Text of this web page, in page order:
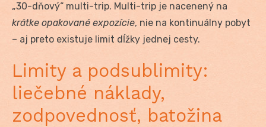
„30-dňový“ multi-trip. Multi-trip je nacenený na
krátke opakované expozície, nie na kontinuálny pobyt
– aj preto existuje limit dĺžky jednej cesty.
Limity a podsublimity:
liečebné náklady,
zodpovednosť, batožina